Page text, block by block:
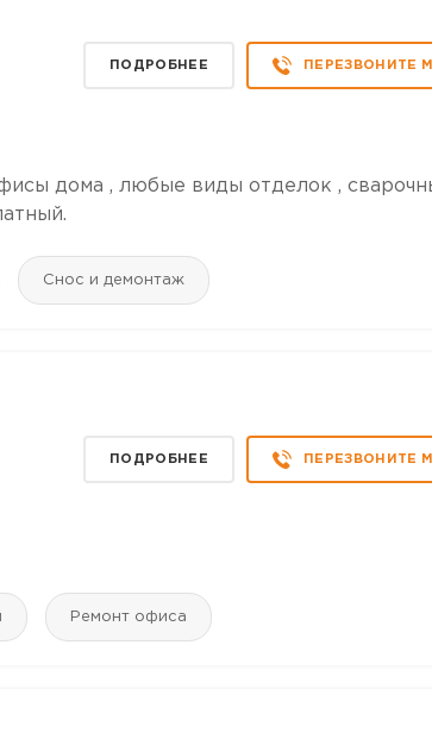
ПОДРОБНЕЕ ПЕРЕЗВОНИТЕ
дома , любые виды отделок ,
Снос и демонтаж
ПОДРОБНЕЕ ПЕРЕЗВОНИТЕ
Ремонт офиса